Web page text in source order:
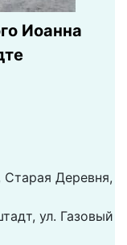
Иоанна
Деревня,
ул. Газовый